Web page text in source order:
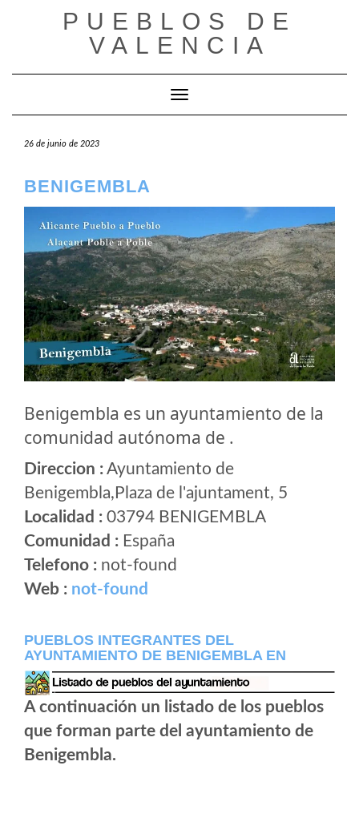
PUEBLOS DE
VALENCIA
Cambiar modo de navegación
26 de junio de 2023
BENIGEMBLA
Benigembla es un ayuntamiento de la
comunidad autónoma de .
Direccion :Ayuntamiento de
Benigembla,Plaza de l'ajuntament, 5
Localidad : 03794 BENIGEMBLA
Comunidad : España
Telefono : not-found
Web : not-found
PUEBLOS INTEGRANTES DEL
AYUNTAMIENTO DE BENIGEMBLA EN
A continuación un listado de los pueblos
que forman parte del ayuntamiento de
Benigembla.